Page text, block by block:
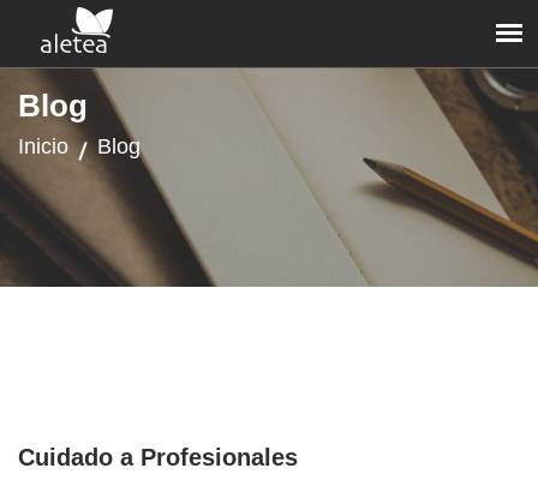
Blog
Inicio Blog
Cuidado a Profesionales